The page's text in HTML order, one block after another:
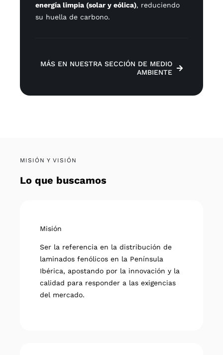
energía limpia (solar y eólica), reduciendo
su huella de carbono.
MÁS EN NUESTRA SECCIÓN DE MEDIO
AMBIENTE
MISIÓN Y VISIÓN
Lo que buscamos
Misión
Ser la referencia en la distribución de
laminados fenólicos en la Península
Ibérica, apostando por la innovación y la
calidad para responder a las exigencias
del mercado.